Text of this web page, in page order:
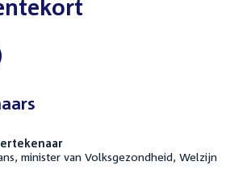
minister van Volksgezondheid, Welzijn